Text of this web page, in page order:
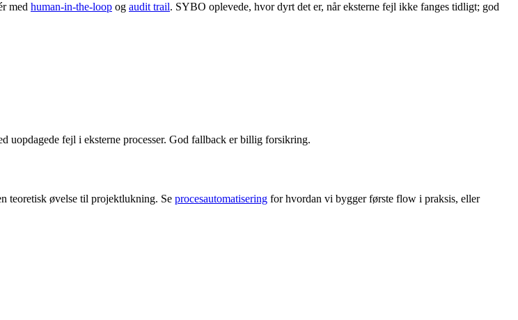
med human-in-the-loop og audit trail. SYBO oplevede, hvor dyrt det er, når eksterne fejl ikke fanges tidligt; god
fejl i eksterne processer. God fallback er billig forsikring.
teoretisk øvelse til projektlukning. Se procesautomatisering for hvordan vi bygger første flow i praksis, eller